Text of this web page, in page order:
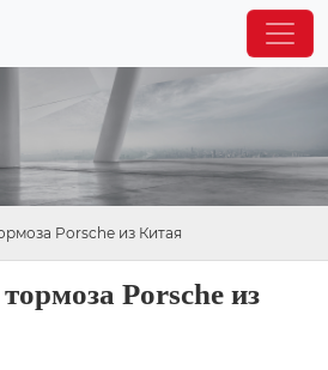
Porsche из Китая
Porsche из